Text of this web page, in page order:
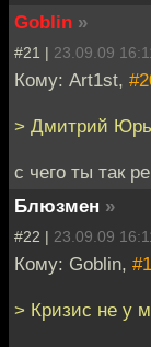
Goblin »
#21 | 23.09.09
Кому: Art1st,
> Дмитрий
с чего ты так
Блюзмен »
#22 | 23.09.09
Кому: Goblin,
> Кризис не у